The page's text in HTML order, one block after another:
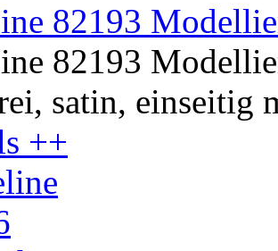
82193
82193
satin, einseitig
++